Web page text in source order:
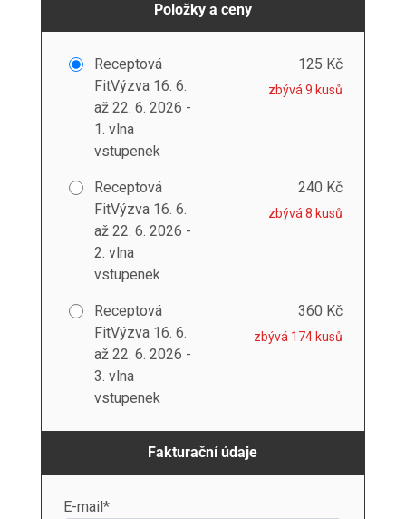
Položky a ceny
Receptová
FitVýzva 16. 6.
až 22. 6. 2026 -
1. vlna
vstupenek
zbývá 9 kusů
125 Kč
Receptová
FitVýzva 16. 6.
až 22. 6. 2026 -
2. vlna
vstupenek
zbývá 8 kusů
240 Kč
Receptová
FitVýzva 16. 6.
až 22. 6. 2026 -
3. vlna
vstupenek
zbývá 174 kusů
360 Kč
Fakturační údaje
E-mail*